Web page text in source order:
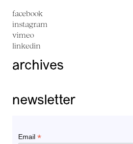
facebook
instagram
vimeo
linkedin
archives
newsletter
Email *